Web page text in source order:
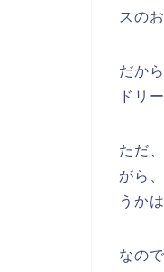
スの
だか
ドリ
ただ
がら
うか
なの